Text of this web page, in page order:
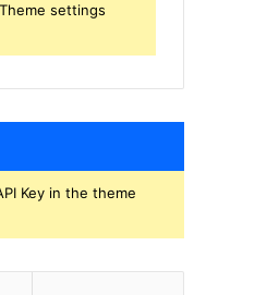
settings
Key in the theme